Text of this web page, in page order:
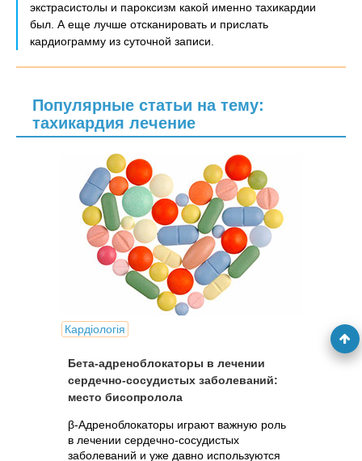
экстрасистолы и пароксизм какой именно тахикардии
был. А еще лучше отсканировать и прислать
кардиограмму из суточной записи.
Популярные статьи на тему:
тахикардия лечение
Кардіологія
Бета-адреноблокаторы в лечении
сердечно-сосудистых заболеваний:
место бисопролола
β-Адреноблокаторы играют важную роль
в лечении сердечно-сосудистых
заболеваний и уже давно используются